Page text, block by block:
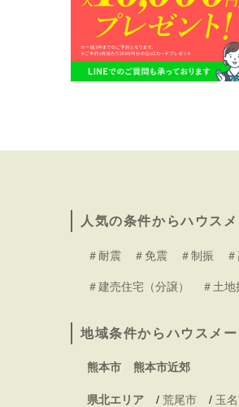
人気の条件からハウス
＃耐震 ＃免震 ＃制振
＃建売住宅（分譲） ＃土地
地域条件からハウスメ
熊本市 熊本市近郊
県北エリア / 荒尾市 / 玉